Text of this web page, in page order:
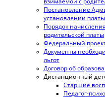
Постановление
установлении
Порядок
родительской платы
Федеральный
Документы
льгот
Договор об
Дистанционный
Старшие
Педагог-